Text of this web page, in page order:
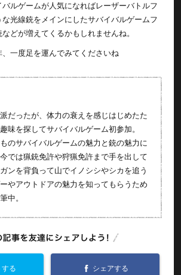
ルゲームが人気になればレーザーバトルフ
な光線銃をメインにしたサバイバルゲームフ
どが増えてくるかもしれませんね。
一度足を運んでみてくださいね
だったが、体力の衰えを感じはじめたた
味を探してサバイバルゲーム初参加。
のサバイバルゲームの魅力と銃の魅力に
では猟銃免許や狩猟免許まで手を出して
ンを背負って山でイノシシやシカを追う
やアウトドアの魅力を知ってもらうため
中。
する シェアする